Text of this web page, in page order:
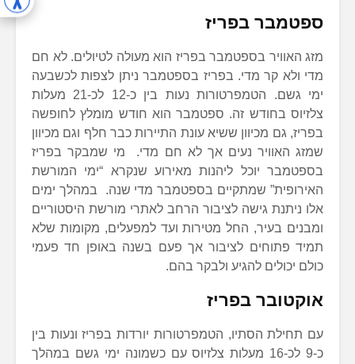
ספטמבר בפריז
מזג האוויר בספטמבר בפריז הוא מעולה לטיולים. לא חם
מדי ולא קר מדי. בפריז בספטמבר ניתן לצפות לכשבעה
ימי גשם. הטמפרטורות נעות בין כ-12 לכ-21 מעלות
צלזיוס בחודש זה. ספטמבר הוא חודש מומלץ לחופשה
בפריז, גם מכיוון ששיא עונת התיירות כבר חלף וגם מכיוון
שמזג האוויר נעים אך לא חם מדי. מי שמבקר בפריז
בספטמבר יוכל ליהנות מאירוע שנקרא “ימי המורשת
האירופית” שמתקיים בספטמבר מדי שנה. במהלך ימים
אלו ניתנת גישה לציבור הרחב לאתרי מורשת היסטוריים
ומבנים בעיר, החל מטירות ועד למפעלים, מקומות שלא
תמיד פתוחים לציבור אך פעם בשנה באופן חד פעמי
כולם יכולים להגיע ולבקר בהם.
אוקטובר בפריז
עם תחילת הסתיו, הטמפרטורות יורדות בפריז ונעות בין
כ-9 לכ-16 מעלות צלזיוס עם כשמונה ימי גשם במהלך